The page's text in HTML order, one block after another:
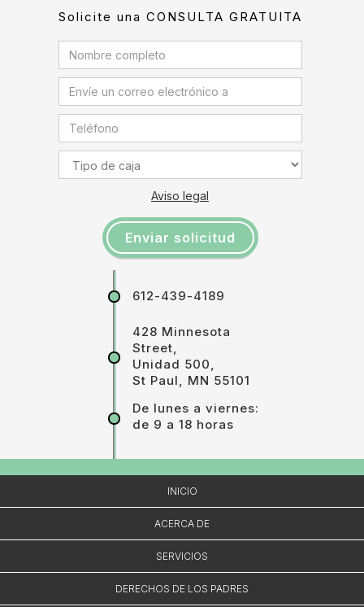
Solicite una CONSULTA GRATUITA
Aviso legal
612-439-4189
428 Minnesota
Street,
Unidad 500,
St Paul, MN 55101
De lunes a viernes:
de 9 a 18 horas
INICIO
ACERCA DE
SERVICIOS
DERECHOS DE LOS PADRES